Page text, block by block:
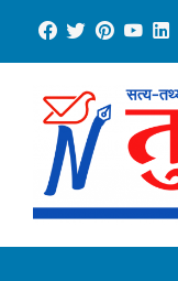
content